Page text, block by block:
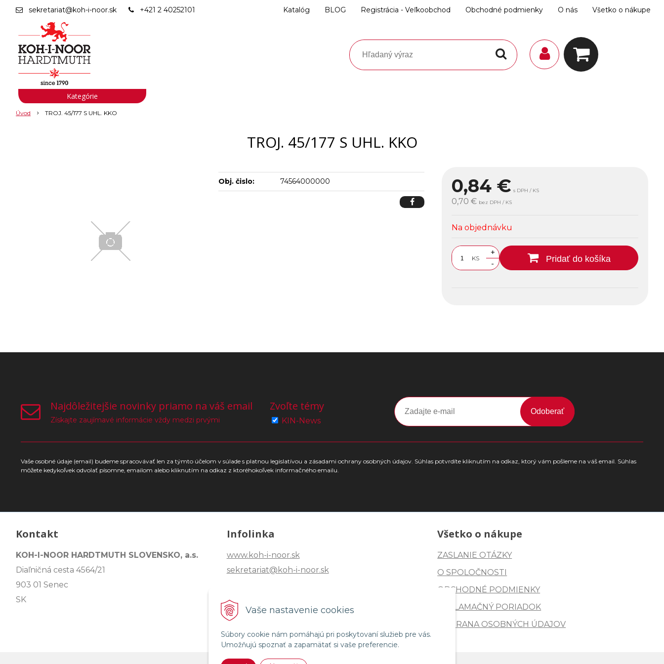
Vaše nastavenie cookies
Súbory cookie nám pomáhajú pri poskytovaní služieb pre vás.
Umožňujú spoznať a zapamätať si vaše preferencie.
sekretariat@koh-i-noor.sk +421 2 40252101 Katalóg BLOG Registrácia - Veľkoobchod Obchodné podmienky O nás Všetko o nákupe
Úvod TROJ. 45/177 S UHL. KKO
TROJ. 45/177 S UHL. KKO
0,84 € s DPH / KS
0,70 € bez DPH / KS
Na objednávku
KS
+
-
Pridať do košíka
Obj. čislo: 74564000000
Kategórie
Najdôležitejšie novinky priamo na váš email
Získajte zaujímavé informácie vždy medzi prvými
Zvoľte témy
KIN-News
Odoberať
Vaše osobné údaje (email) budeme spracovávať len za týmto účelom v súlade s platnou legislatívou a zásadami ochrany osobných údajov. Súhlas potvrdíte kliknutím na odkaz, ktorý vám pošleme na váš email. Súhlas
môžete kedykoľvek odvolať písomne, emailom alebo kliknutím na odkaz z ktoréhokoľvek informačného emailu.
Kontakt
KOH-I-NOOR HARDTMUTH SLOVENSKO, a.s.
Diaľničná cesta 4564/21
903 01 Senec
SK
Infolinka
www.koh-i-noor.sk
sekretariat@koh-i-noor.sk
Tel: +421 2 40252101
Fax: +421 2 44872870
Všetko o nákupe
ZASLANIE OTÁZKY
O SPOLOČNOSTI
OBCHODNÉ PODMIENKY
REKLAMAČNÝ PORIADOK
OCHRANA OSOBNÝCH ÚDAJOV